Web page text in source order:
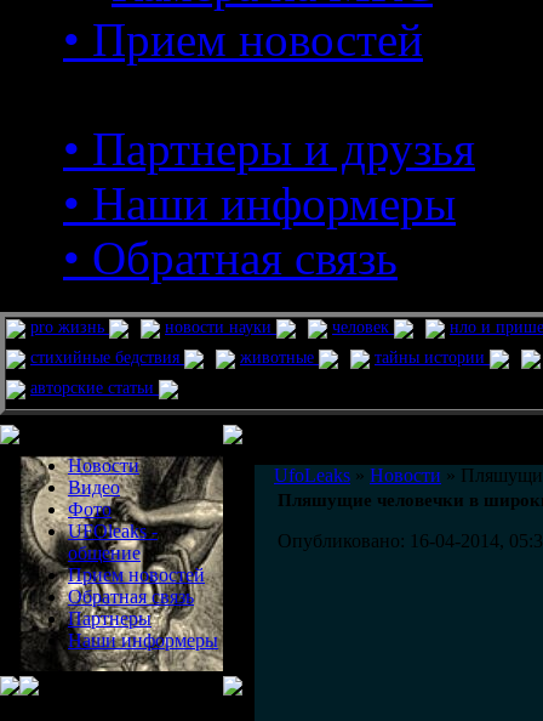
• Прием новостей
• Партнеры и друзья
• Наши информеры
• Обратная связь
pro жизнь новости науки человек
нло и
стихийные бедствия
животные
тайны истории
авторские статьи
Новости
Видео
Фото
UFOleaks -
общение
Прием новостей
Обратная связь
Партнеры
Наши информеры
UfoLeaks » Новости »
Пляшущие человечки в
Опубликовано: 16-04-2014,